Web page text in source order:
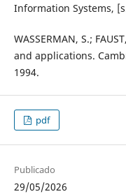
Information Systems,
WASSERMAN, S.;
and applications.
1994.
pdf
Publicado
29/05/2026